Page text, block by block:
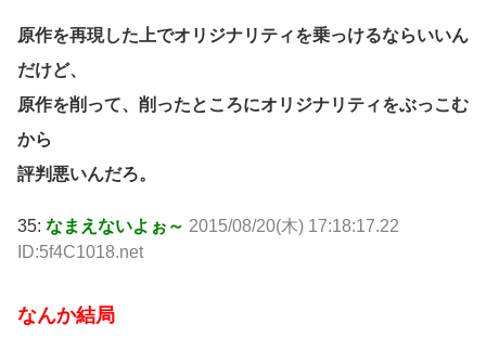
原作を再現した上でオリジナリティを乗っけるならいいん
だけど、
原作を削って、削ったところにオリジナリティをぶっこむ
から
評判悪いんだろ。
35: なまえないよぉ～ 2015/08/20(木) 17:18:17.22
ID:5f4C1018.net
なんか結局